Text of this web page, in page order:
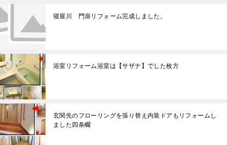
寝屋川 門扉リフォーム完成しました。
浴室リフォーム浴室は【サザナ】でした枚方
玄関先のフローリングを張り替え内装ドアもリフォームし
ました四条畷